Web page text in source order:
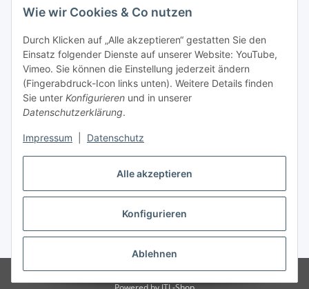
Alle akzeptieren
Konfigurieren
Ablehnen
Wie wir Cookies & Co nutzen
Durch Klicken auf „Alle akzeptieren“ gestatten Sie den
Einsatz folgender Dienste auf unserer Website: YouTube,
Vimeo. Sie können die Einstellung jederzeit ändern
(Fingerabdruck-Icon links unten). Weitere Details finden
Sie unter Konfigurieren und in unserer
Datenschutzerklärung.
Impressum Datenschutz
Informationen
036204. 803903
Achtung!!!
16:00 – 19:00 Uhr
Vertrag widerrufen
* Alle Preise inkl. gesetzlicher USt., zzgl.Versand
© RC-High Performance
Irrtümer und Änderungen vorbehalten